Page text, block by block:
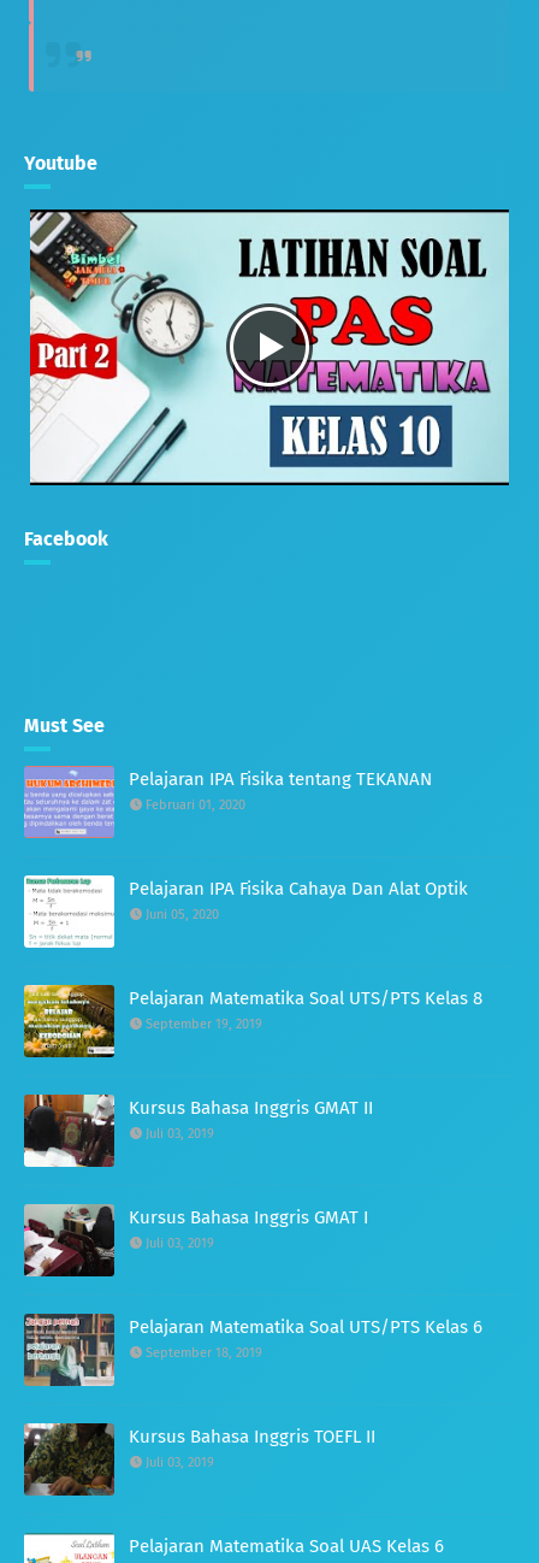
Youtube
Facebook
Must See
Pelajaran IPA Fisika tentang TEKANAN
Februari 01, 2020
Pelajaran IPA Fisika Cahaya Dan Alat Optik
Juni 05, 2020
Pelajaran Matematika Soal UTS/PTS Kelas 8
September 19, 2019
Kursus Bahasa Inggris GMAT II
Juli 03, 2019
Kursus Bahasa Inggris GMAT I
Juli 03, 2019
Pelajaran Matematika Soal UTS/PTS Kelas 6
September 18, 2019
Kursus Bahasa Inggris TOEFL II
Juli 03, 2019
Pelajaran Matematika Soal UAS Kelas 6